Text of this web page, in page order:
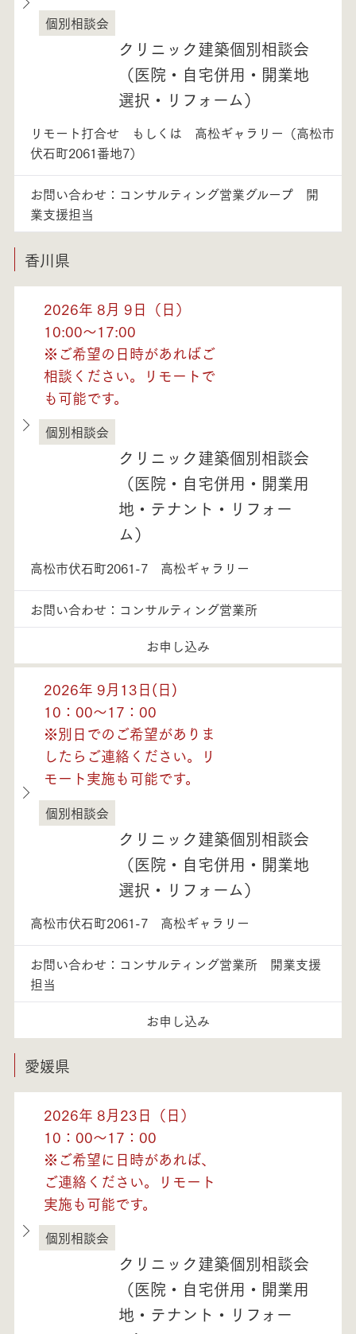
土地を探す 全国エリア情報
徳島県
個別相談会
クリニック建築個別相談会
（医院・自宅併用・開業地
選択・リフォーム）
リモート打合せ もしくは 高松ギャラリー（高松市
伏石町2061番地7）
お問い合わせ：コンサルティング営業グループ 開
業支援担当
香川県
2026年 8月 9日（日）
10:00～17:00
※ご希望の日時があればご
相談ください。リモートで
も可能です。
香川県
個別相談会
クリニック建築個別相談会
（医院・自宅併用・開業用
地・テナント・リフォー
ム）
高松市伏石町2061-7 高松ギャラリー
お問い合わせ：コンサルティング営業所
お申し込み
2026年 9月13日(日)
10：00～17：00
※別日でのご希望がありま
したらご連絡ください。リ
モート実施も可能です。
香川県
個別相談会
クリニック建築個別相談会
（医院・自宅併用・開業地
選択・リフォーム）
高松市伏石町2061-7 高松ギャラリー
お問い合わせ：コンサルティング営業所 開業支援
担当
お申し込み
愛媛県
2026年 8月23日（日）
10：00～17：00
※ご希望に日時があれば、
ご連絡ください。リモート
実施も可能です。
愛媛県
個別相談会
クリニック建築個別相談会
（医院・自宅併用・開業用
地・テナント・リフォー